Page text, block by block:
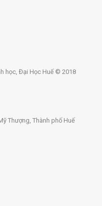
học, Đại Học Huế © 2018
Thượng, Thành phố Huế